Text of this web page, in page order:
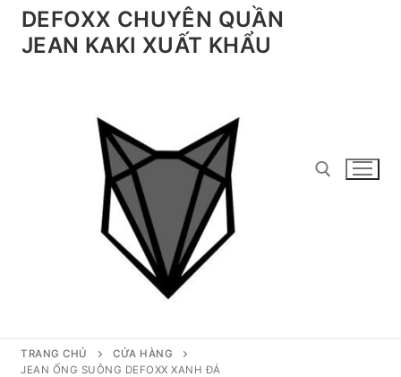
Chuyển
đếnDEFOXX CHUYÊN QUẦN
JEAN KAKI XUẤT KHẨU
Tìm kiếm cho:
TRANG CHỦ
CỬA HÀNG
JEAN ỐNG SUÔNG DEFOXX XANH ĐÁ